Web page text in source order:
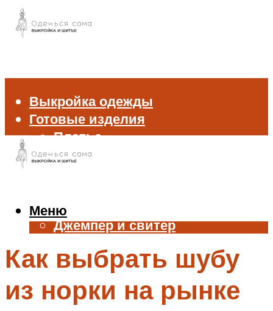
Выкройка одежды
Готовые изделия
Платье
Брюки
Жилет
Джемпер и свитер
Аксессуары
Меню
Меню
Как выбрать шубу
из норки на рынке